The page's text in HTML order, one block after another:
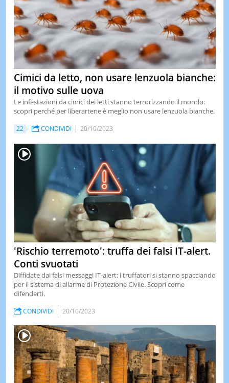
Cimici da letto, non usare lenzuola bianche:
il motivo sulle uova
Le infestazioni da cimici dei letti stanno terrorizzando il mondo:
scopri perché per liberartene è meglio non usare lenzuola bianche.
22 CONDIVIDI 20/10/2023
'Rischio terremoto': truffa dei falsi IT-alert.
Conti svuotati
Diffidate dai falsi messaggi IT-alert: i truffatori si stanno spacciando
per il sistema di allarme di Protezione Civile. Scopri come
difenderti.
CONDIVIDI 20/10/2023